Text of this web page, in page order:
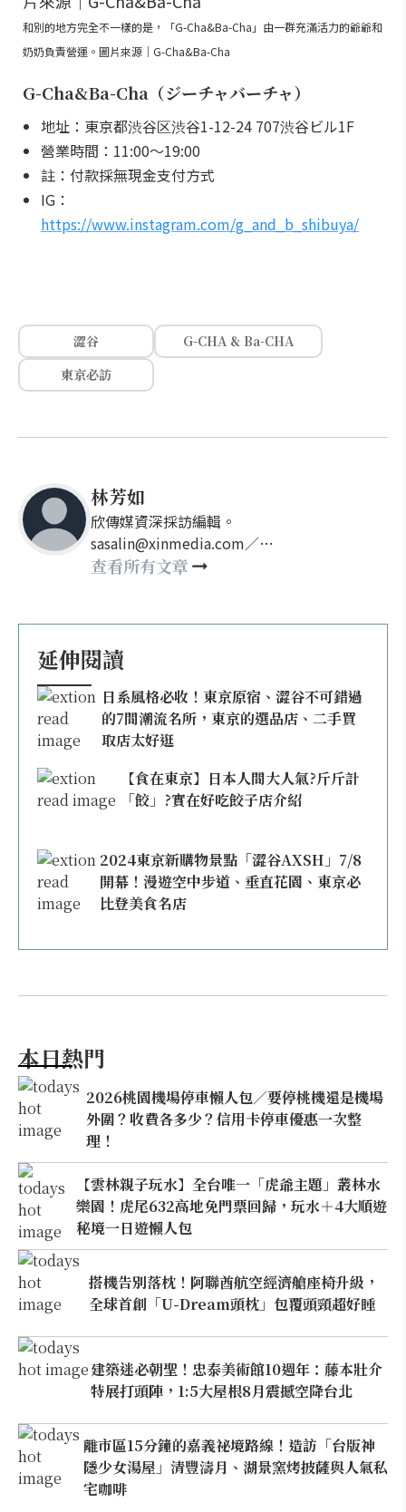
和別的地方完全不一樣的是，「G-Cha&Ba-Cha」由一群充滿活力的爺爺和
奶奶負責營運。圖片來源｜G-Cha&Ba-Cha
G-Cha&Ba-Cha（ジーチャバーチャ）
地址：東京都渋谷区渋谷1-12-24 707渋谷ビル1F
營業時間：11:00～19:00
註：付款採無現金支付方式
IG：
https://www.instagram.com/g_and_b_shibuya/
澀谷
G-CHA & Ba-CHA
東京必訪
林芳如
欣傳媒資深採訪編輯。
sasalin@xinmedia.com／
happy21917@gmail.com
查看所有文章
延伸閱讀
日系風格必收！東京原宿、澀谷不可錯過
的7間潮流名所，東京的選品店、二手買
取店太好逛
【食在東京】日本人間大人氣?斤斤計
「餃」?實在好吃餃子店介紹
2024東京新購物景點「澀谷AXSH」7/8
開幕！漫遊空中步道、垂直花園、東京必
比登美食名店
本日熱門
2026桃園機場停車懶人包／要停桃機還是機場
外圍？收費各多少？信用卡停車優惠一次整
理！
【雲林親子玩水】全台唯一「虎爺主題」叢林水
樂園！虎尾632高地免門票回歸，玩水＋4大順遊
秘境一日遊懶人包
搭機告別落枕！阿聯酋航空經濟艙座椅升級，
全球首創「U-Dream頭枕」包覆頭頸超好睡
建築迷必朝聖！忠泰美術館10週年：藤本壯介
特展打頭陣，1:5大屋根8月震撼空降台北
離市區15分鐘的嘉義祕境路線！造訪「台版神
隱少女湯屋」清豐濤月、湖景窯烤披薩與人氣私
宅咖啡